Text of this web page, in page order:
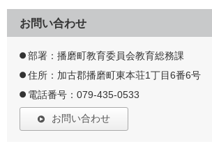
お問い合わせ
部署：播磨町教育委員会教育総務課
住所：加古郡播磨町東本荘1丁目6番6号
電話番号：079-435-0533
お問い合わせ